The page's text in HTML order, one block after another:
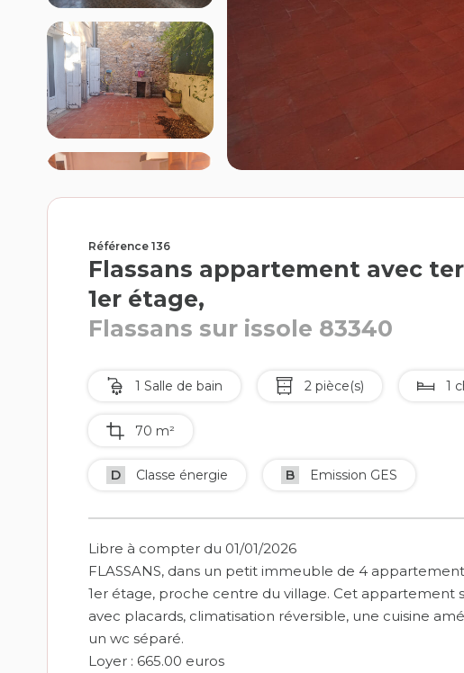
Référence 136
Flassans appartement avec
1er étage,
Flassans sur issole 83340
1 Salle de bain 2 pièce(s) 1
70 m²
D Classe énergie B Emission GES
Libre à compter du 01/01/2026
FLASSANS, dans un petit immeuble de 4
1er étage, proche centre du village. Cet
avec placards, climatisation réversible, une cuisine
un wc séparé.
Loyer : 665.00 euros